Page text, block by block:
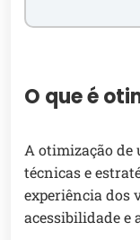
O que é
A otimização de
técnicas e
experiência dos
acessibilidade e